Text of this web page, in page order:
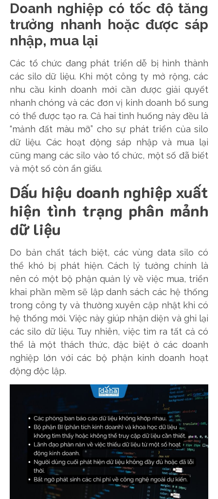
Doanh nghiệp có tốc độ tăng
trưởng nhanh hoặc được sáp
nhập, mua lại
Các tổ chức đang phát triển dễ bị hình thành
các silo dữ liệu. Khi một công ty mở rộng, các
nhu cầu kinh doanh mới cần được giải quyết
nhanh chóng và các đơn vị kinh doanh bổ sung
có thể được tạo ra. Cả hai tình huống này đều là
“mảnh đất màu mỡ” cho sự phát triển của silo
dữ liệu. Các hoạt động sáp nhập và mua lại
cũng mang các silo vào tổ chức, một số đã biết
và một số còn ẩn giấu.
Dấu hiệu doanh nghiệp xuất
hiện tình trạng phân mảnh
dữ liệu
Do bản chất tách biệt, các vùng data silo có
thể khó bị phát hiện. Cách lý tưởng chính là
nên có một bộ phận quản lý về việc mua, triển
khai phần mềm sẽ lập danh sách các hệ thống
trong công ty và thường xuyên cập nhật khi có
hệ thống mới. Việc này giúp nhận diện và ghi lại
các silo dữ liệu. Tuy nhiên, việc tìm ra tất cả có
thể là một thách thức, đặc biệt ở các doanh
nghiệp lớn với các bộ phận kinh doanh hoạt
động độc lập.